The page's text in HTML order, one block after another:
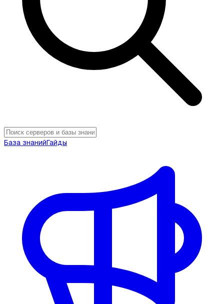
База знанийГайды